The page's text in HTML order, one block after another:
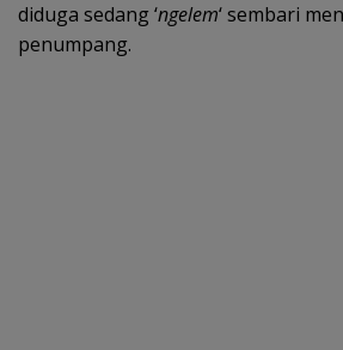
diduga sedang ‘ngelem‘ sembari
penumpang.